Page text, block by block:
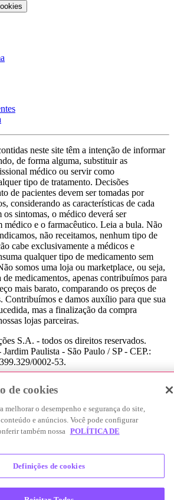
neste site têm a intenção de informar
de forma alguma, substituir as
médico ou servir como
tipo de tratamento. Decisões
de pacientes devem ser tomadas por
considerando as características de cada
os sintomas, o médico deverá ser
médico e o farmacêutico. Leia a bula. Não
não receitamos, nenhum tipo de
cabe exclusivamente a médicos e
qualquer tipo de medicamento sem
somos uma loja ou marketplace, ou seja,
medicamentos, apenas contribuímos para
mais barato, comparando os preços de
Contribuímos e damos auxílio para que sua
mas a finalização da compra
lojas parceiras.
S.A. - todos os direitos reservados.
Paulista - São Paulo / SP - CEP.:
0002-53.
de cookies
melhorar o desempenho e segurança do site,
e anúncios. Você pode configurar
também nossa POLÍTICA DE
Definições de cookies